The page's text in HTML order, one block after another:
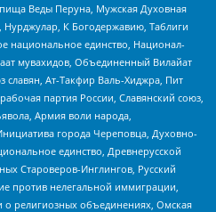
Веды Перуна, Мужская Духовная
К Богодержавию, Таблиги
национальное единство, Национал-
мувахидов, Объединенный Вилайат
славян, Ат-Такфир Валь-Хиджра, Пит
партия России, Славянский союз,
Армия воли народа,
города Череповца, Духовно-
единство, Древнерусской
Староверов-Инглингов, Русский
против нелегальной иммиграции,
о религиозных объединениях, Омская